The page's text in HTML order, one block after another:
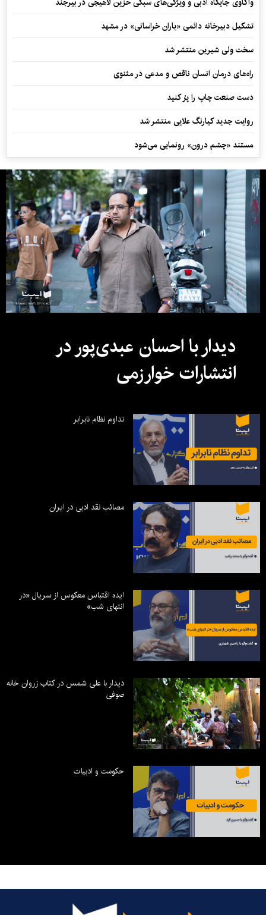
تشکیل دبیرخانه دائمی «یاران خراسانی» در مشهد
سخت ولی شیرین منتشر شد
راه‌های درمان انسان ناقص و مدعی در مثنوی
دست صنعت چاپ را پرُ کنید
روایت جدید کیارنگ علایی منتشر شد
مستند «چشم درون» رونمایی می‌شود
دیدار با احسان عبدی‌پور در
انتشارات خوارزمی
تداوم نظام نابرابر
مصائب نقد ادبی در ایران
ایده اقتباس معکوس از سریال «در
انتهای شب»
دیدار با علی شمس در کتاب زروان خانه
صوفی
حکومت و ادبیات